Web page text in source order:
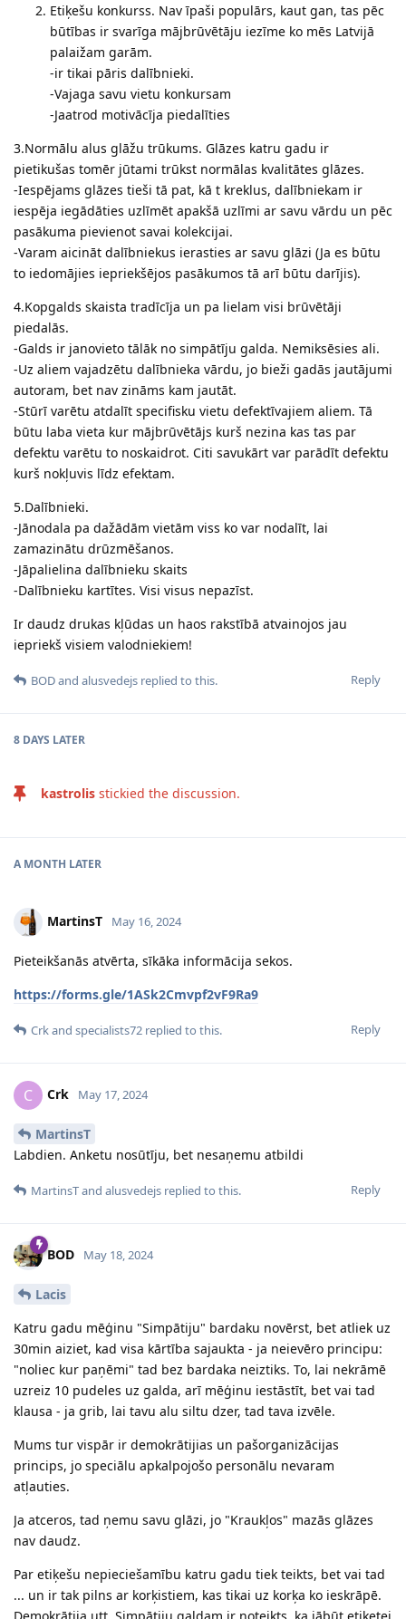
Etiķešu konkurss. Nav īpaši populārs, kaut gan, tas pēc
būtības ir svarīga mājbrūvētāju iezīme ko mēs Latvijā
palaižam garām.
-ir tikai pāris dalībnieki.
-Vajaga savu vietu konkursam
-Jaatrod motivācīja piedalīties
3.Normālu alus glāžu trūkums. Glāzes katru gadu ir
pietikušas tomēr jūtami trūkst normālas kvalitātes glāzes.
-Iespējams glāzes tieši tā pat, kā t kreklus, dalībniekam ir
iespēja iegādāties uzlīmēt apakšā uzlīmi ar savu vārdu un pēc
pasākuma pievienot savai kolekcijai.
-Varam aicināt dalībniekus ierasties ar savu glāzi (Ja es būtu
to iedomājies iepriekšējos pasākumos tā arī būtu darījis).
4.Kopgalds skaista tradīcīja un pa lielam visi brūvētāji
piedalās.
-Galds ir janovieto tālāk no simpātīju galda. Nemiksēsies ali.
-Uz aliem vajadzētu dalībnieka vārdu, jo bieži gadās jautājumi
autoram, bet nav zināms kam jautāt.
-Stūrī varētu atdalīt specifisku vietu defektīvajiem aliem. Tā
būtu laba vieta kur mājbrūvētājs kurš nezina kas tas par
defektu varētu to noskaidrot. Citi savukārt var parādīt defektu
kurš nokļuvis līdz efektam.
5.Dalībnieki.
-Jānodala pa dažādām vietām viss ko var nodalīt, lai
zamazinātu drūzmēšanos.
-Jāpalielina dalībnieku skaits
-Dalībnieku kartītes. Visi visus nepazīst.
Ir daudz drukas kļūdas un haos rakstībā atvainojos jau
iepriekš visiem valodniekiem!
Reply
BODand alusvedejs replied to this.
8 DAYS LATER
kastrolis stickied the discussion.
A MONTH LATER
MartinsT May 16, 2024
Pieteikšanās atvērta, sīkāka informācija sekos.
https://forms.gle/1ASk2Cmvpf2vF9Ra9
Reply
Crkand specialists72 replied to this.
C Crk May 17, 2024
MartinsT
Labdien. Anketu nosūtīju, bet nesaņemu atbildi
Reply
MartinsTand alusvedejs replied to this.
BOD May 18, 2024
Lacis
Katru gadu mēģinu "Simpātiju" bardaku novērst, bet atliek uz
30min aiziet, kad visa kārtība sajaukta - ja neievēro principu:
"noliec kur paņēmi" tad bez bardaka neiztiks. To, lai nekrāmē
uzreiz 10 pudeles uz galda, arī mēģinu iestāstīt, bet vai tad
klausa - ja grib, lai tavu alu siltu dzer, tad tava izvēle.
Mums tur vispār ir demokrātijias un pašorganizācijas
princips, jo speciālu apkalpojošo personālu nevaram
atļauties.
Ja atceros, tad ņemu savu glāzi, jo "Kraukļos" mazās glāzes
nav daudz.
Par etiķešu nepieciešamību katru gadu tiek teikts, bet vai tad
... un ir tak pilns ar korķistiem, kas tikai uz korķa ko ieskrāpē.